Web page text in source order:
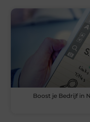
Boost je Bedrijf in